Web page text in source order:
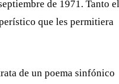
de 1971. Tanto el
que les permitiera
de un poema sinfónico